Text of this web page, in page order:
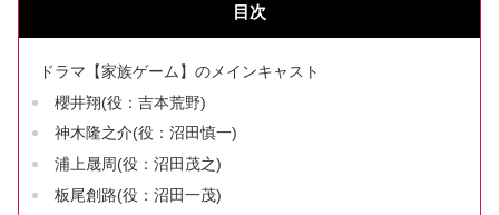
目次
ドラマ【家族ゲーム】のメインキャスト
櫻井翔(役：吉本荒野)
神木隆之介(役：沼田慎一)
浦上晟周(役：沼田茂之)
板尾創路(役：沼田一茂)